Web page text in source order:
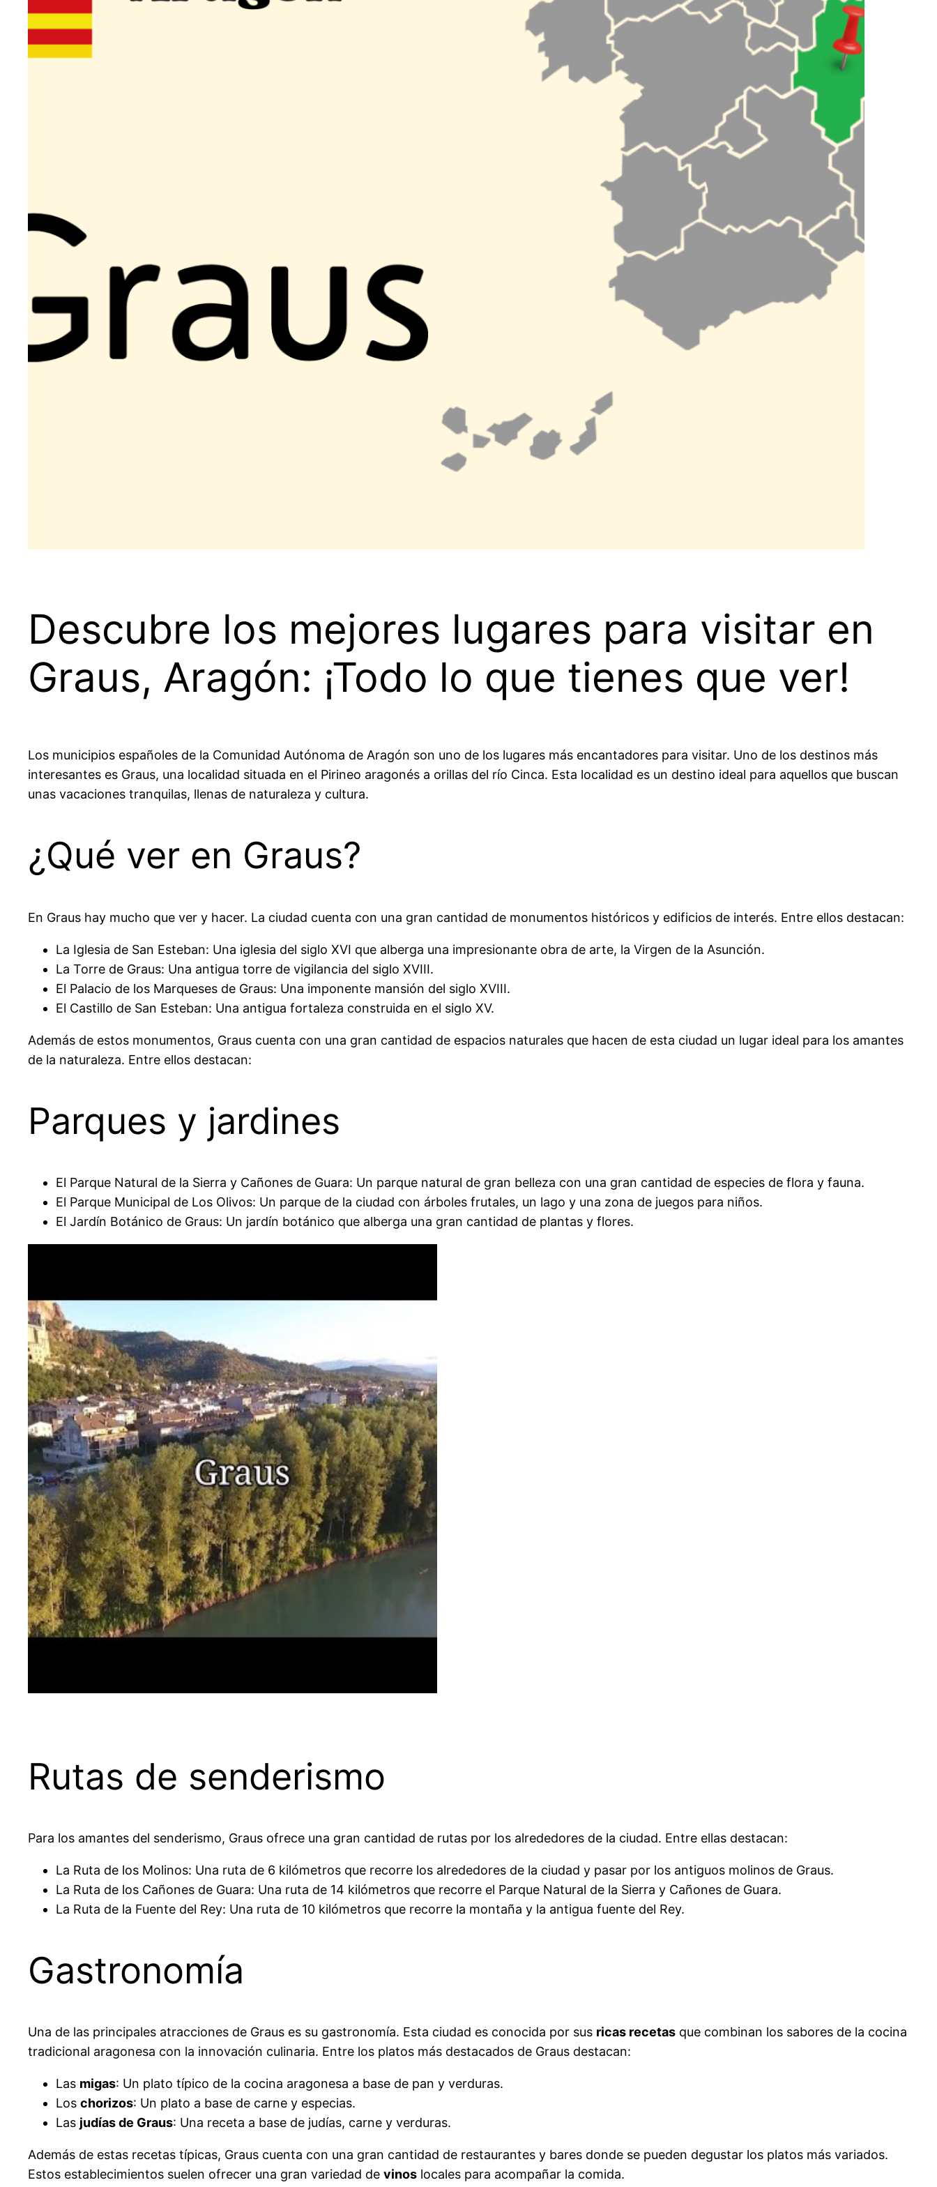
Descubre los mejores lugares para visitar en
Graus, Aragón: ¡Todo lo que tienes que ver!
Los municipios españoles de la Comunidad Autónoma de Aragón son uno de los lugares más encantadores para visitar. Uno de los destinos más
interesantes es Graus, una localidad situada en el Pirineo aragonés a orillas del río Cinca. Esta localidad es un destino ideal para aquellos que buscan
unas vacaciones tranquilas, llenas de naturaleza y cultura.
¿Qué ver en Graus?
En Graus hay mucho que ver y hacer. La ciudad cuenta con una gran cantidad de monumentos históricos y edificios de interés. Entre ellos destacan:
La Iglesia de San Esteban: Una iglesia del siglo XVI que alberga una impresionante obra de arte, la Virgen de la Asunción.
La Torre de Graus: Una antigua torre de vigilancia del siglo XVIII.
El Palacio de los Marqueses de Graus: Una imponente mansión del siglo XVIII.
El Castillo de San Esteban: Una antigua fortaleza construida en el siglo XV.
Además de estos monumentos, Graus cuenta con una gran cantidad de espacios naturales que hacen de esta ciudad un lugar ideal para los amantes
de la naturaleza. Entre ellos destacan:
Parques y jardines
El Parque Natural de la Sierra y Cañones de Guara: Un parque natural de gran belleza con una gran cantidad de especies de flora y fauna.
El Parque Municipal de Los Olivos: Un parque de la ciudad con árboles frutales, un lago y una zona de juegos para niños.
El Jardín Botánico de Graus: Un jardín botánico que alberga una gran cantidad de plantas y flores.
Rutas de senderismo
Para los amantes del senderismo, Graus ofrece una gran cantidad de rutas por los alrededores de la ciudad. Entre ellas destacan:
La Ruta de los Molinos: Una ruta de 6 kilómetros que recorre los alrededores de la ciudad y pasar por los antiguos molinos de Graus.
La Ruta de los Cañones de Guara: Una ruta de 14 kilómetros que recorre el Parque Natural de la Sierra y Cañones de Guara.
La Ruta de la Fuente del Rey: Una ruta de 10 kilómetros que recorre la montaña y la antigua fuente del Rey.
Gastronomía
Una de las principales atracciones de Graus es su gastronomía. Esta ciudad es conocida por sus ricas recetas que combinan los sabores de la cocina
tradicional aragonesa con la innovación culinaria. Entre los platos más destacados de Graus destacan:
Las migas: Un plato típico de la cocina aragonesa a base de pan y verduras.
Los chorizos: Un plato a base de carne y especias.
Las judías de Graus: Una receta a base de judías, carne y verduras.
Además de estas recetas típicas, Graus cuenta con una gran cantidad de restaurantes y bares donde se pueden degustar los platos más variados.
Estos establecimientos suelen ofrecer una gran variedad de vinos locales para acompañar la comida.